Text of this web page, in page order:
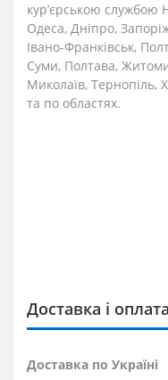
кур’єрською службою
Одеса, Дніпро,
Івано-Франківськ,
Суми, Полтава,
Миколаїв, Тернопіль,
та по областях.
Доставка і оплата
Доставка по Україні